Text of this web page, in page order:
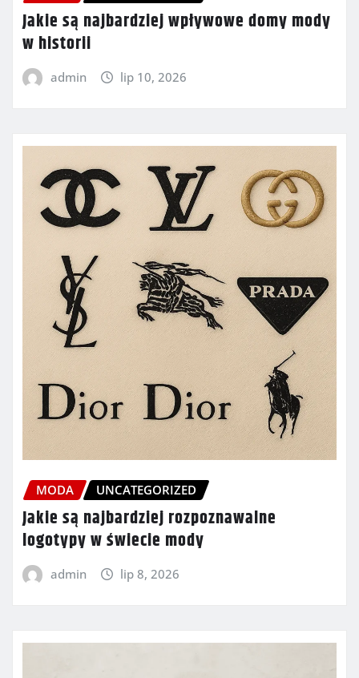
Jakie są najbardziej wpływowe domy mody
w historii
admin lip 10, 2026
MODA UNCATEGORIZED
Jakie są najbardziej rozpoznawalne
logotypy w świecie mody
admin lip 8, 2026